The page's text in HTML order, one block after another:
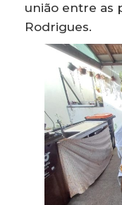
união entre as
Rodrigues.